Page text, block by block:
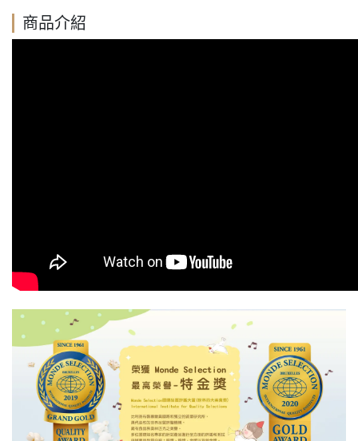
商品介紹